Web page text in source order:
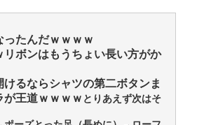
たんだｗｗｗｗ
リボンはもうちょい長い方がか
けるならシャツの第二ボタンま
王道ｗｗｗｗ とりあえず次はそ